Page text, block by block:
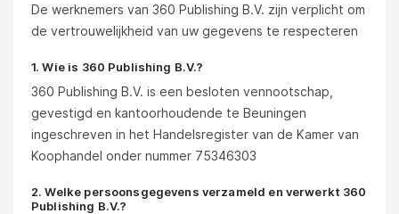
De werknemers van 360 Publishing B.V. zijn verplicht om
de vertrouwelijkheid van uw gegevens te respecteren
1. Wie is 360 Publishing B.V.?
360 Publishing B.V. is een besloten vennootschap,
gevestigd en kantoorhoudende te Beuningen
ingeschreven in het Handelsregister van de Kamer van
Koophandel onder nummer 75346303
2. Welke persoonsgegevens verzameld en verwerkt 360
Publishing B.V.?